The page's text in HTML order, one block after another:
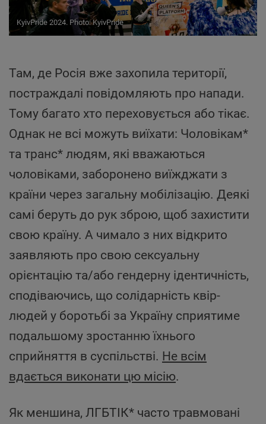
KyivPride 2024. Photo: KyivPride
Там, де Росія вже захопила території,
постраждалі повідомляють про напади.
Тому багато хто переховується або тікає.
Однак не всі можуть виїхати: Чоловікам*
та транс* людям, які вважаються
чоловіками, заборонено виїжджати з
країни через загальну мобілізацію. Деякі
самі беруть до рук зброю, щоб захистити
свою країну. А чимало з них відкрито
заявляють про свою сексуальну
орієнтацію та/або гендерну ідентичність,
сподіваючись, що солідарність квір-
людей у боротьбі за Україну сприятиме
подальшому зростанню їхнього
сприйняття в суспільстві. Не всім
вдається виконати цю місію.
Як меншина, ЛГБТІК* часто травмовані